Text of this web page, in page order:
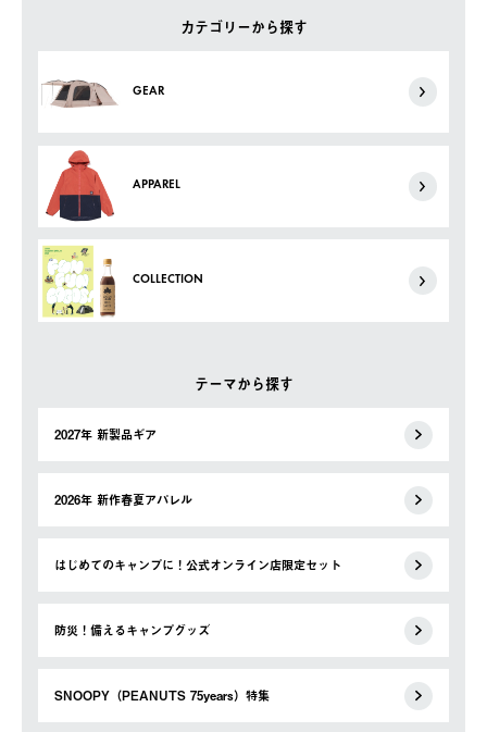
カテゴリーから探す
GEAR
APPAREL
COLLECTION
テーマから探す
2027年 新製品ギア
2026年 新作春夏アパレル
はじめてのキャンプに！公式オンライン店限定セット
防災！備えるキャンプグッズ
SNOOPY（PEANUTS 75years）特集